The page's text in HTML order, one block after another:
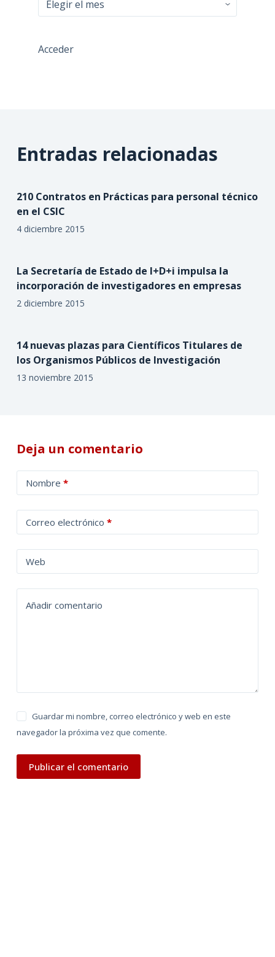
Acceder
Entradas relacionadas
210 Contratos en Prácticas para personal técnico
en el CSIC
4 diciembre 2015
La Secretaría de Estado de I+D+i impulsa la
incorporación de investigadores en empresas
2 diciembre 2015
14 nuevas plazas para Científicos Titulares de
los Organismos Públicos de Investigación
13 noviembre 2015
Deja un comentario
Nombre *
Correo electrónico *
Web
Añadir comentario
Guardar mi nombre, correo electrónico y web en este
navegador la próxima vez que comente.
Publicar el comentario
l
t
a
t